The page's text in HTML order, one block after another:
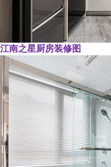
江南之星厨房装修图